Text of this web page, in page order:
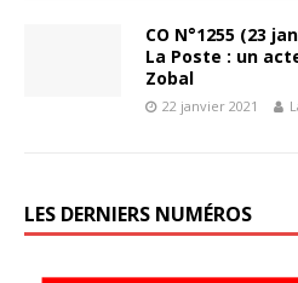
CO N°1255 (23
La Poste : un
Zobal
22 janvier 2021
LES DERNIERS NUMÉROS